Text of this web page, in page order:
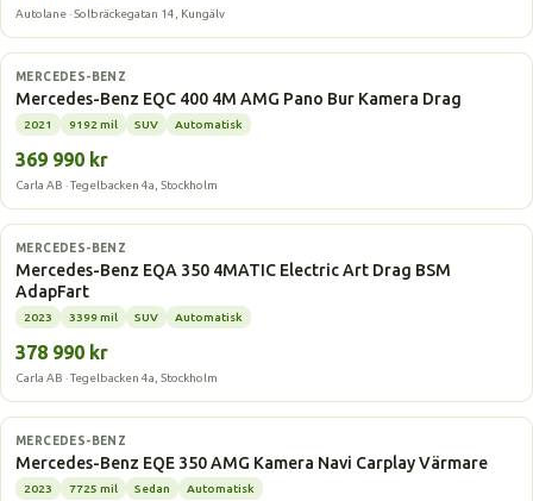
Autolane · Solbräckegatan 14, Kungälv
Elbil
MERCEDES-BENZ
Mercedes-Benz EQC 400 4M AMG Pano Bur Kamera Drag
2021 9192 mil SUV Automatisk
369 990 kr
Carla AB · Tegelbacken 4a, Stockholm
Elbil
MERCEDES-BENZ
Mercedes-Benz EQA 350 4MATIC Electric Art Drag BSM
AdapFart
2023 3399 mil SUV Automatisk
378 990 kr
Carla AB · Tegelbacken 4a, Stockholm
Elbil
MERCEDES-BENZ
Mercedes-Benz EQE 350 AMG Kamera Navi Carplay Värmare
2023 7725 mil Sedan Automatisk